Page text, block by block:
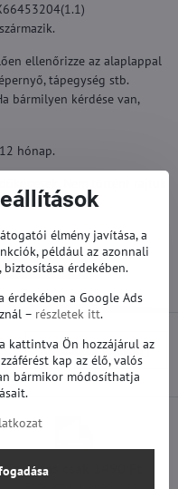
ellenőrizze az alaplappal
tápegység stb.
bármilyen kérdése van,
hónap.
| LG TV
Következő termék
Szállítás csak 1490 Ft
élmény javítása, a
például az azonnali
érdekében.
érdekében a Google Ads
– részletek itt.
kattintva Ön hozzájárul az
kap az élő, valós
bármikor módosíthatja